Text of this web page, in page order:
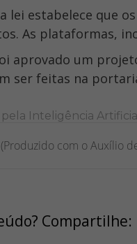
lei estabelece que
As plataformas,
aprovado um
ser feitas na
Inteligência
com o Auxílio
Compartilhe: